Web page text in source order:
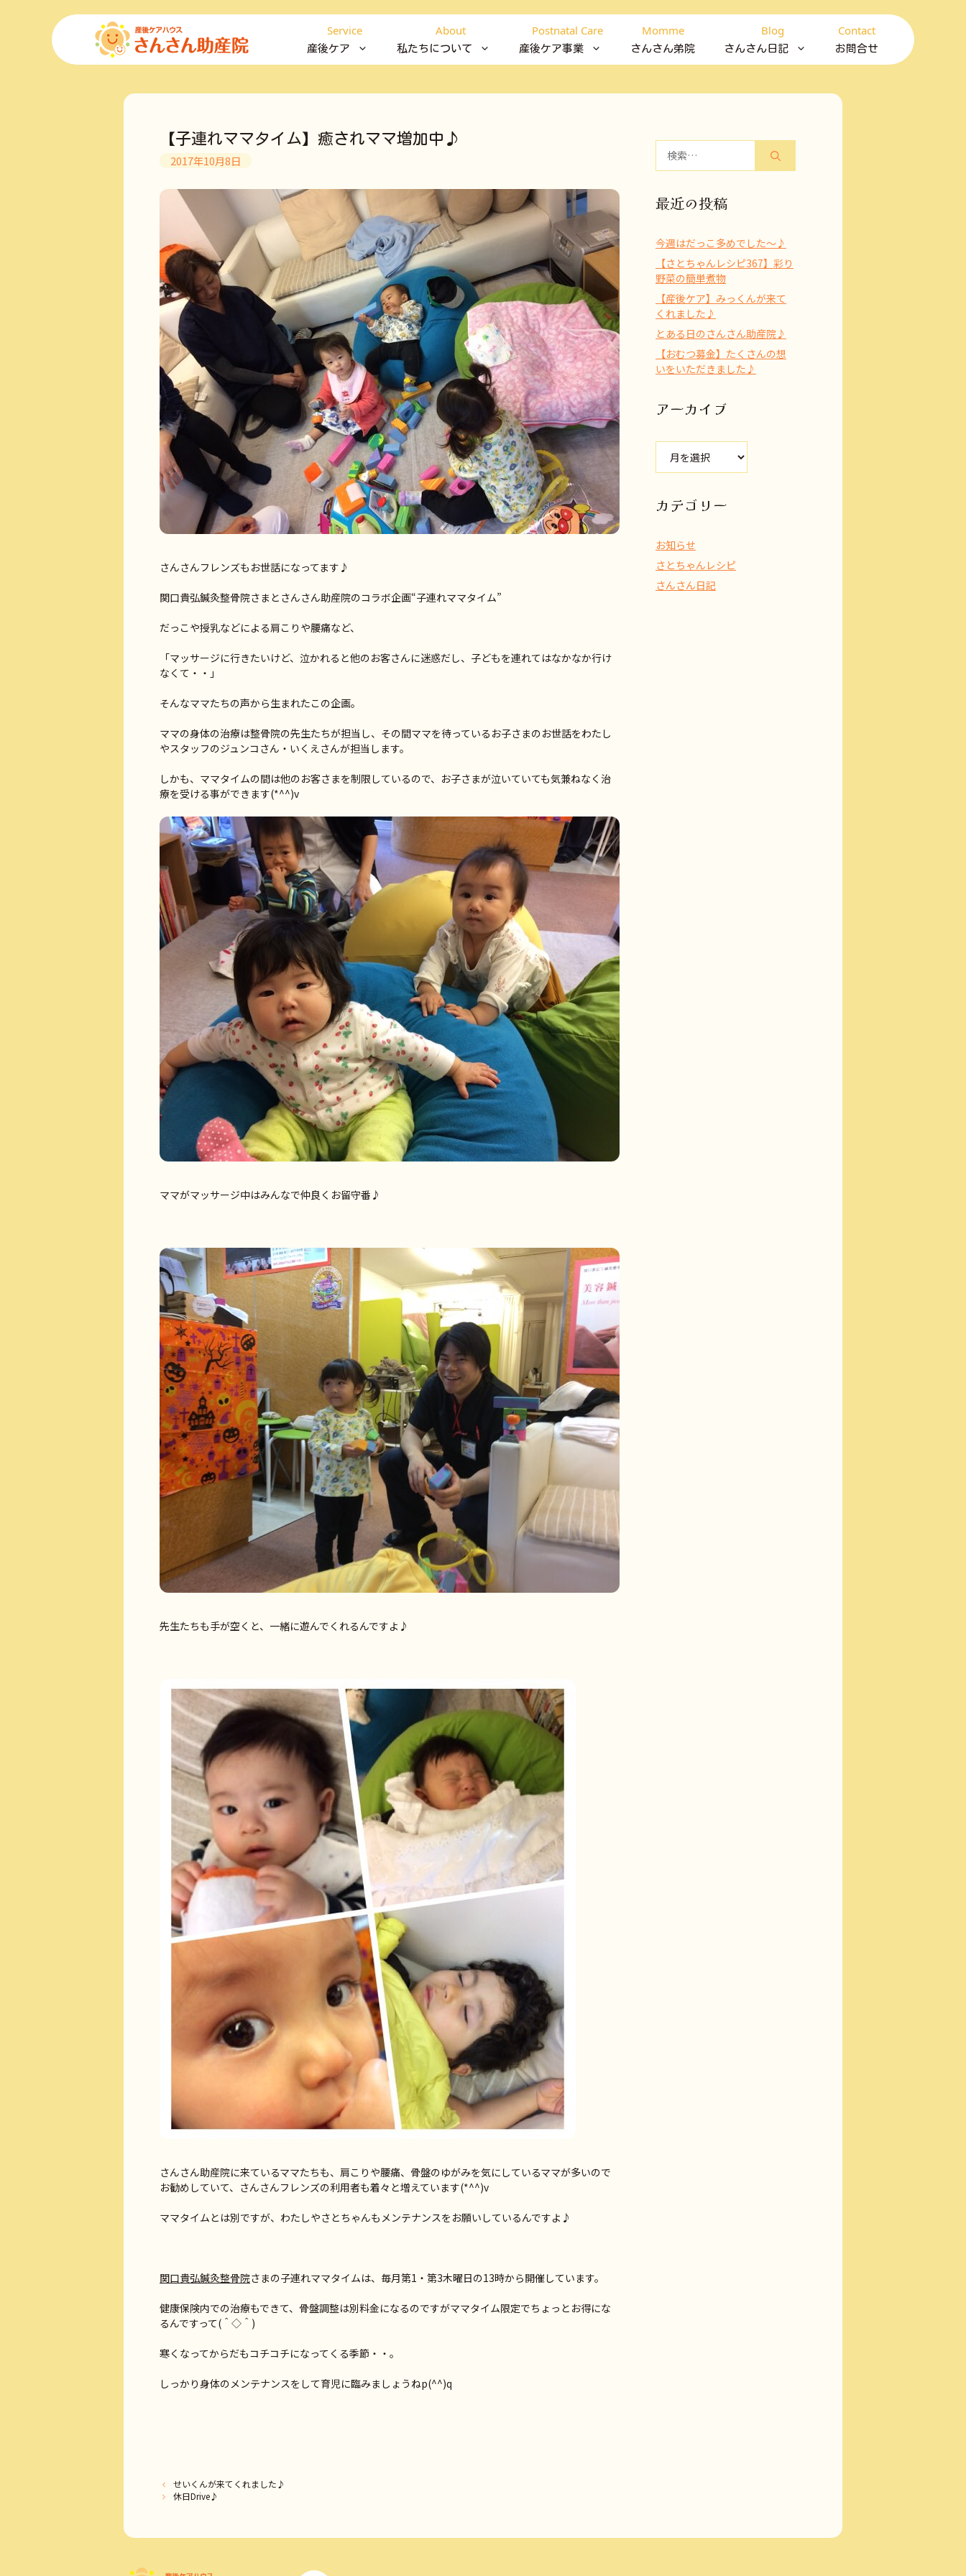
Service
産後ケア
About
私たちについて
Postnatal Care
産後ケア事業
Momme
さんさん弟院
Blog
さんさん日記
Contact
お問合せ
【子連れママタイム】癒されママ増加中♪
2017年10月8日
さんさんフレンズもお世話になってます♪
関口貴弘鍼灸整骨院さまとさんさん助産院のコラボ企画“子連れママタイム”
だっこや授乳などによる肩こりや腰痛など、
「マッサージに行きたいけど、泣かれると他のお客さんに迷惑だし、子どもを連れてはなかなか行け
なくて・・」
そんなママたちの声から生まれたこの企画。
ママの身体の治療は整骨院の先生たちが担当し、その間ママを待っているお子さまのお世話をわたし
やスタッフのジュンコさん・いくえさんが担当します。
しかも、ママタイムの間は他のお客さまを制限しているので、お子さまが泣いていても気兼ねなく治
療を受ける事ができます(*^^)v
ママがマッサージ中はみんなで仲良くお留守番♪
先生たちも手が空くと、一緒に遊んでくれるんですよ♪
さんさん助産院に来ているママたちも、肩こりや腰痛、骨盤のゆがみを気にしているママが多いので
お勧めしていて、さんさんフレンズの利用者も着々と増えています(*^^)v
ママタイムとは別ですが、わたしやさとちゃんもメンテナンスをお願いしているんですよ♪
関口貴弘鍼灸整骨院さまの子連れママタイムは、毎月第1・第3木曜日の13時から開催しています。
健康保険内での治療もできて、骨盤調整は別料金になるのですがママタイム限定でちょっとお得にな
るんですって(＾◇＾)
寒くなってからだもコチコチになってくる季節・・。
しっかり身体のメンテナンスをして育児に臨みましょうねp(^^)q
せいくんが来てくれました♪
休日Drive♪
最近の投稿
今週はだっこ多めでした～♪
【さとちゃんレシピ367】彩り
野菜の簡単煮物
【産後ケア】みっくんが来て
くれました♪
とある日のさんさん助産院♪
【おむつ募金】たくさんの想
いをいただきました♪
アーカイブ
ブ
カテゴリー
お知らせ
さとちゃんレシピ
さんさん日記